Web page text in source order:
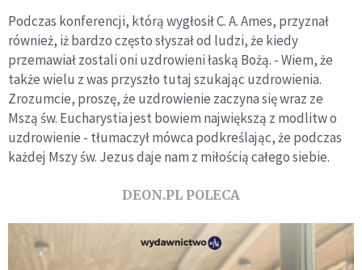
Podczas konferencji, którą wygłosił C. A. Ames, przyznał
również, iż bardzo często słyszał od ludzi, że kiedy
przemawiał zostali oni uzdrowieni łaską Bożą. - Wiem, że
także wielu z was przyszło tutaj szukając uzdrowienia.
Zrozumcie, proszę, że uzdrowienie zaczyna się wraz ze
Mszą św. Eucharystia jest bowiem największą z modlitw o
uzdrowienie - tłumaczył mówca podkreślając, że podczas
każdej Mszy św. Jezus daje nam z miłością całego siebie.
DEON.PL POLECA